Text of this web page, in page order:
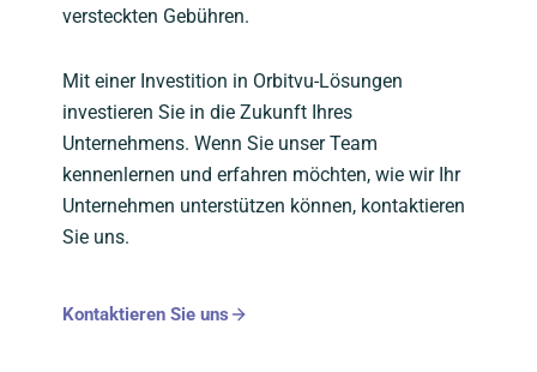
versteckten Gebühren.
Mit einer Investition in Orbitvu-Lösungen
investieren Sie in die Zukunft Ihres
Unternehmens. Wenn Sie unser Team
kennenlernen und erfahren möchten, wie wir Ihr
Unternehmen unterstützen können, kontaktieren
Sie uns.
Kontaktieren Sie uns